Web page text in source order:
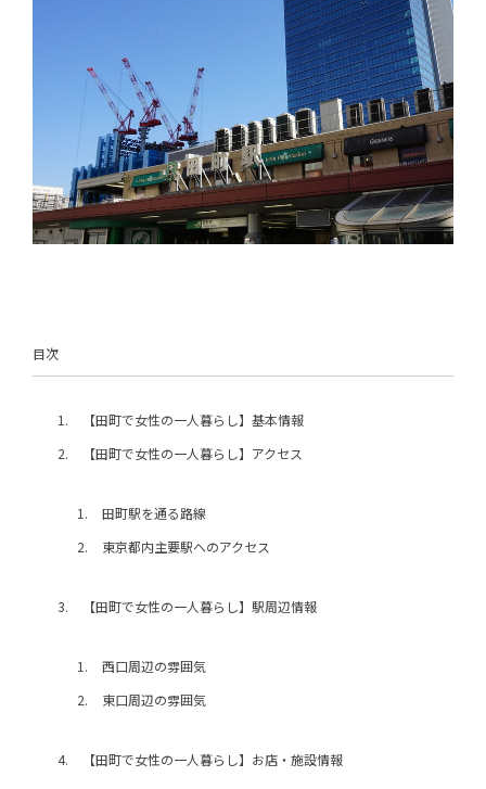
運営会社
祥エステートオフィス株式会社
〒169-0075
目次
【田町で女性の一人暮らし】基本情報
【田町で女性の一人暮らし】アクセス
田町駅を通る路線
東京都内主要駅へのアクセス
【田町で女性の一人暮らし】駅周辺情報
西口周辺の雰囲気
東口周辺の雰囲気
【田町で女性の一人暮らし】お店・施設情報